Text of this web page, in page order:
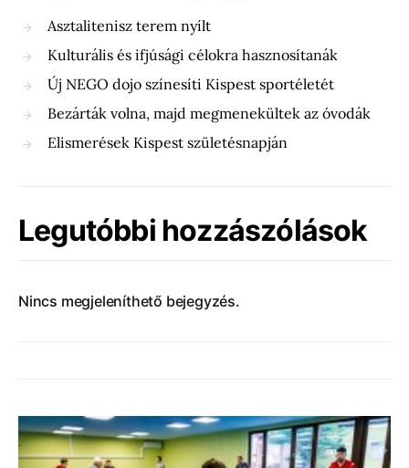
Asztalitenisz terem nyílt
Kulturális és ifjúsági célokra hasznosítanák
Új NEGO dojo színesíti Kispest sportéletét
Bezárták volna, majd megmenekültek az óvodák
Elismerések Kispest születésnapján
Legutóbbi hozzászólások
Nincs megjeleníthető bejegyzés.